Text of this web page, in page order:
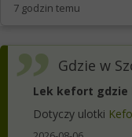
7 godzin temu
Gdzie w
Lek kefort gdzie
Dotyczy ulotki